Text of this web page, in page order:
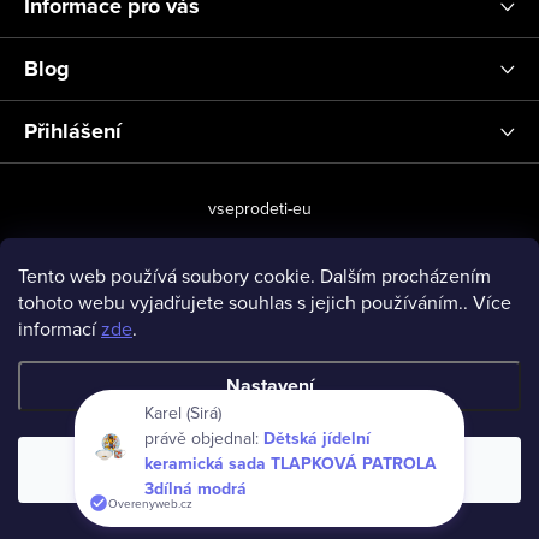
Tento web používá soubory cookie. Dalším procházením
tohoto webu vyjadřujete souhlas s jejich používáním.. Více
informacízde.
Nastavení
Souhlasím
Blog
Přihlášení
vseprodeti-eu
Copyright 2026www.vseprodeti.eu. Všechna práva vyhrazena.
Karel (Sirá)
právě objednal: Dětská jídelní
keramická sada TLAPKOVÁ PATROLA
3dílná modrá
Overenyweb.cz